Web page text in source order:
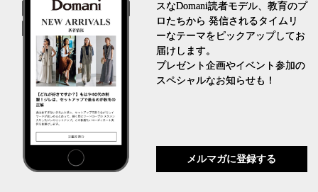
スなDomani読者モデル、教育のプ
ロたちから 発信されるタイムリ
ーなテーマをピックアップしてお
届けします。
プレゼント企画やイベント参加の
スペシャルなお知らせも！
メルマガに登録する